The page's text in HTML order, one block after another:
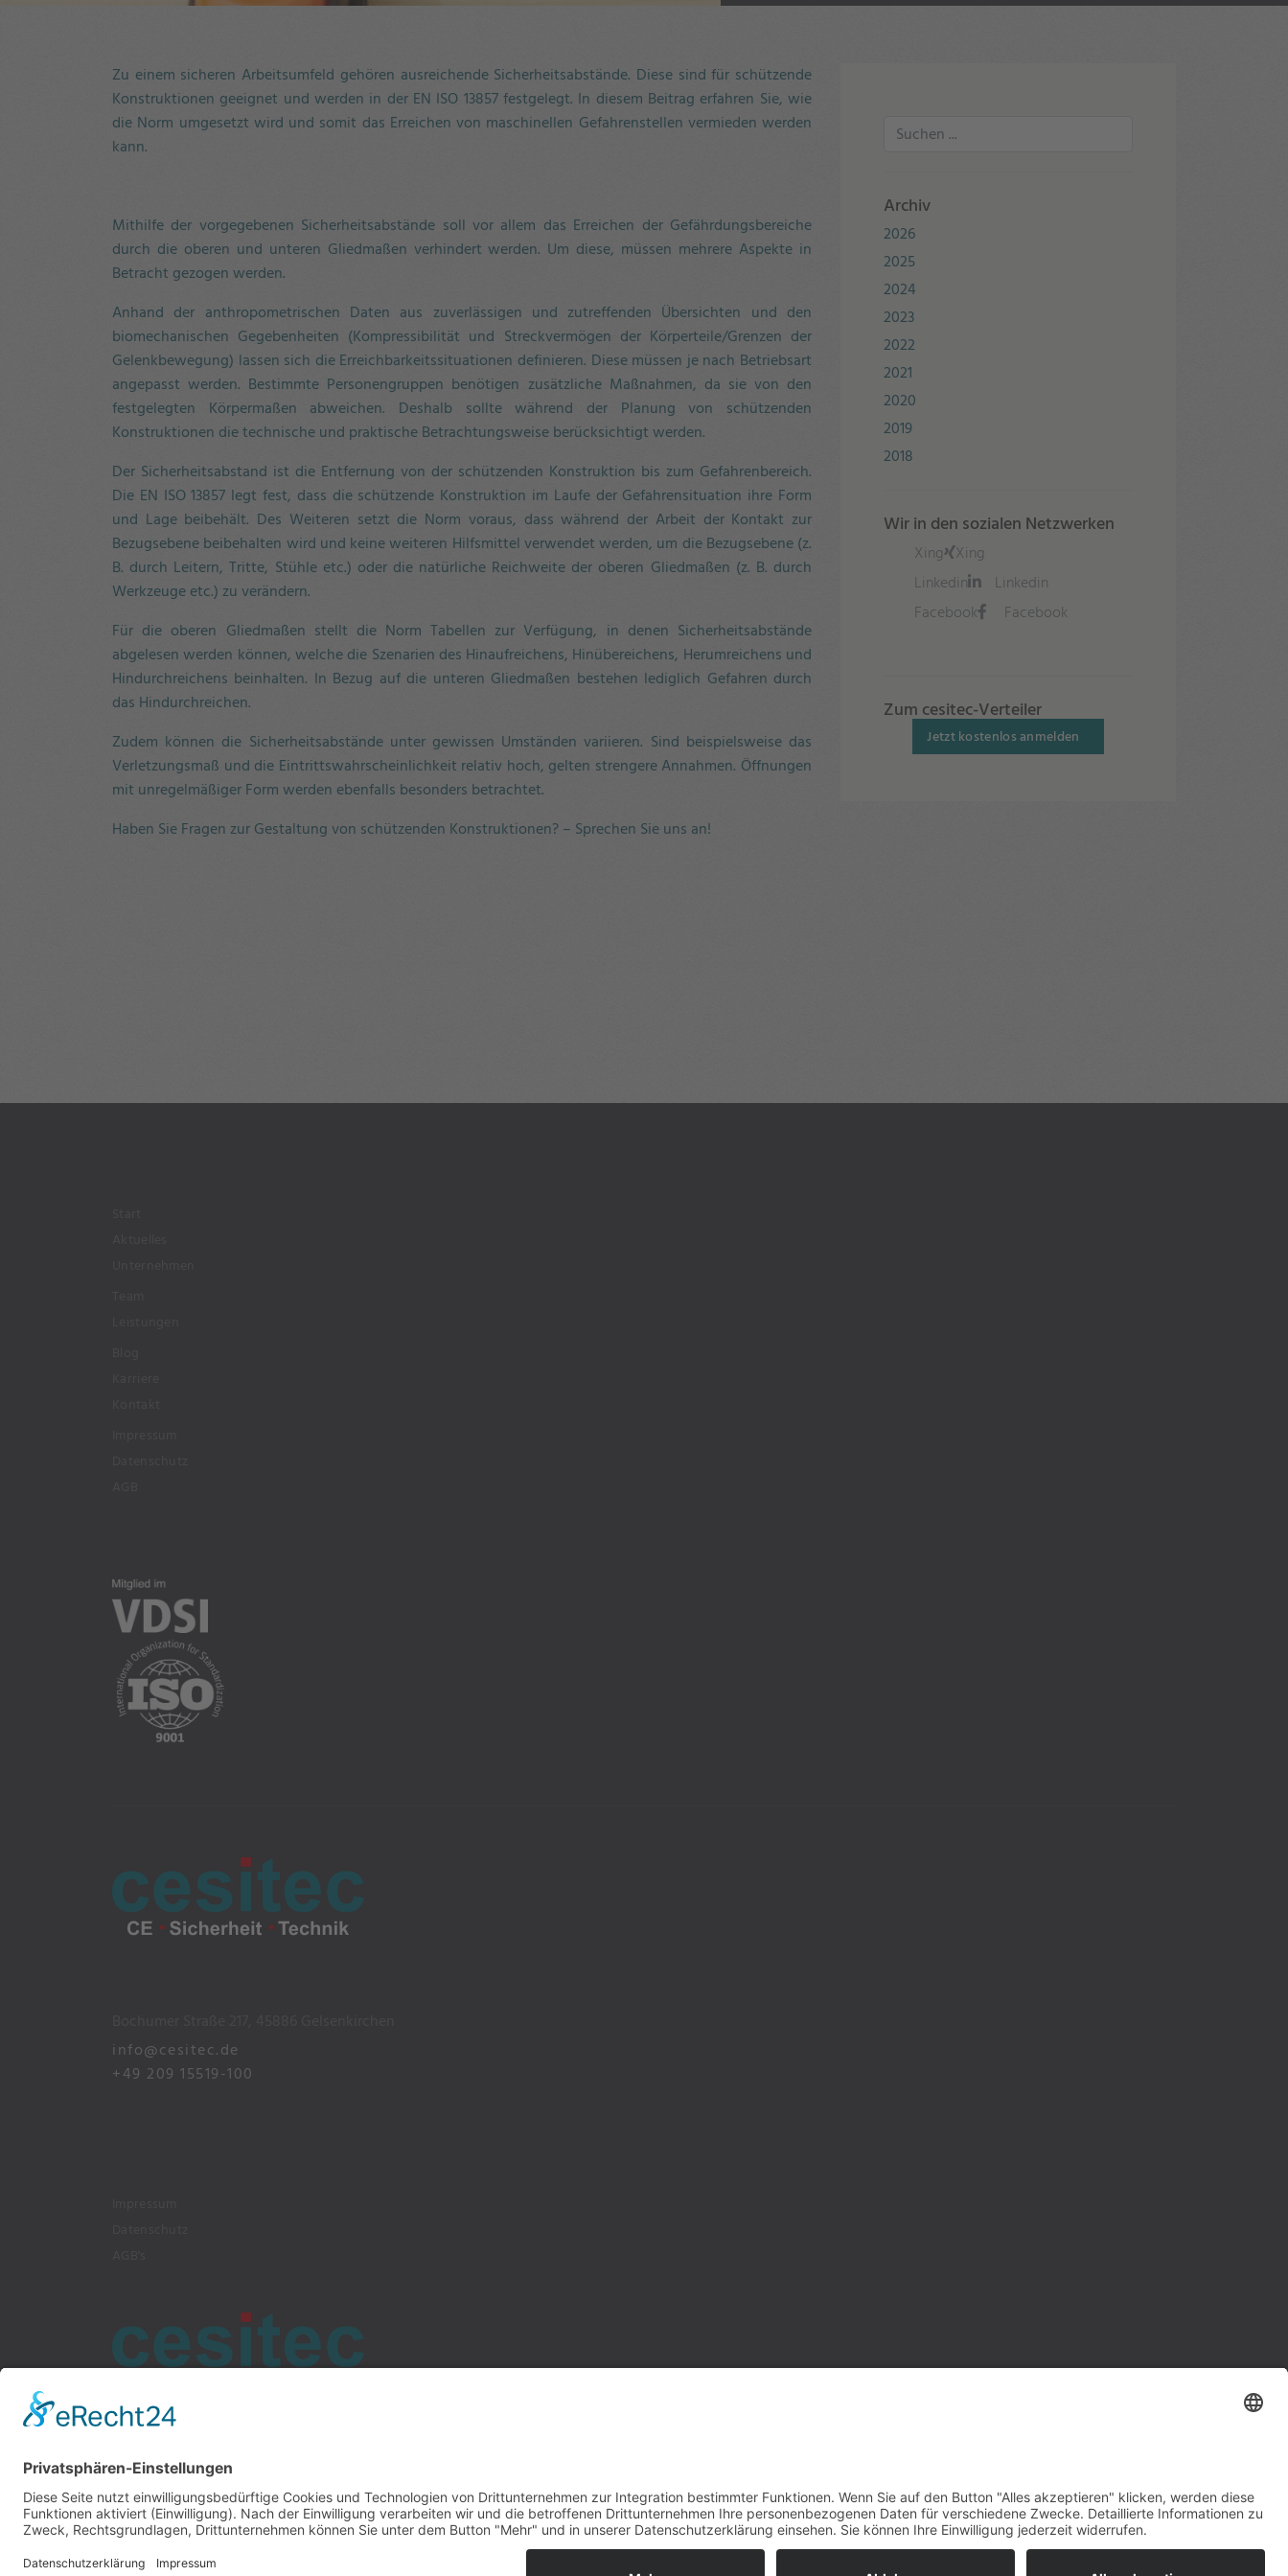
Zu einem sicheren Arbeitsumfeld gehören ausreichende Sicherheitsabstände. Diese sind für schützende
Konstruktionen geeignet und werden in der EN ISO 13857 festgelegt. In diesem Beitrag erfahren Sie, wie
die Norm umgesetzt wird und somit das Erreichen von maschinellen Gefahrenstellen vermieden werden
kann.
Mithilfe der vorgegebenen Sicherheitsabstände soll vor allem das Erreichen der Gefährdungsbereiche
durch die oberen und unteren Gliedmaßen verhindert werden. Um diese, müssen mehrere Aspekte in
Betracht gezogen werden.
Anhand der anthropometrischen Daten aus zuverlässigen und zutreffenden Übersichten und den
biomechanischen Gegebenheiten (Kompressibilität und Streckvermögen der Körperteile/Grenzen der
Gelenkbewegung) lassen sich die Erreichbarkeitssituationen definieren. Diese müssen je nach Betriebsart
angepasst werden. Bestimmte Personengruppen benötigen zusätzliche Maßnahmen, da sie von den
festgelegten Körpermaßen abweichen. Deshalb sollte während der Planung von schützenden
Konstruktionen die technische und praktische Betrachtungsweise berücksichtigt werden.
Der Sicherheitsabstand ist die Entfernung von der schützenden Konstruktion bis zum Gefahrenbereich.
Die EN ISO 13857 legt fest, dass die schützende Konstruktion im Laufe der Gefahrensituation ihre Form
und Lage beibehält. Des Weiteren setzt die Norm voraus, dass während der Arbeit der Kontakt zur
Bezugsebene beibehalten wird und keine weiteren Hilfsmittel verwendet werden, um die Bezugsebene (z.
B. durch Leitern, Tritte, Stühle etc.) oder die natürliche Reichweite der oberen Gliedmaßen (z. B. durch
Werkzeuge etc.) zu verändern.
Für die oberen Gliedmaßen stellt die Norm Tabellen zur Verfügung, in denen Sicherheitsabstände
abgelesen werden können, welche die Szenarien des Hinaufreichens, Hinübereichens, Herumreichens und
Hindurchreichens beinhalten. In Bezug auf die unteren Gliedmaßen bestehen lediglich Gefahren durch
das Hindurchreichen.
Zudem können die Sicherheitsabstände unter gewissen Umständen variieren. Sind beispielsweise das
Verletzungsmaß und die Eintrittswahrscheinlichkeit relativ hoch, gelten strengere Annahmen. Öffnungen
mit unregelmäßiger Form werden ebenfalls besonders betrachtet.
Haben Sie Fragen zur Gestaltung von schützenden Konstruktionen? – Sprechen Sie uns an!
Archiv
2026
2025
2024
2023
2022
2021
2020
2019
2018
Wir in den sozialen Netzwerken
Xing Xing
Linkedin
Linkedin
Facebook
Facebook
Zum cesitec-Verteiler
Jetzt kostenlos anmelden
info@cesitec.de
+49 209 15519-100
info@cesitec.de
+49 209 15519-100